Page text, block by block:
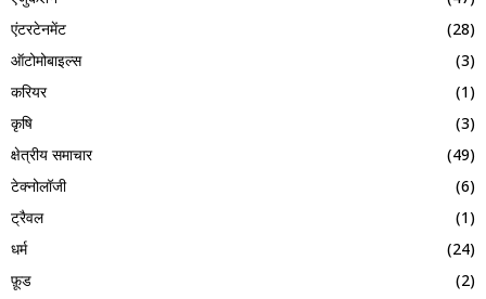
एंटरटेनमेंट
(28)
ऑटोमोबाइल्स
(3)
करियर
(1)
कृषि
(3)
क्षेत्रीय समाचार
(49)
टेक्नोलॉजी
(6)
ट्रैवल
(1)
धर्म
(24)
फ़ूड
(2)